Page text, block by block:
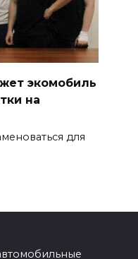
экомобиль
на
для